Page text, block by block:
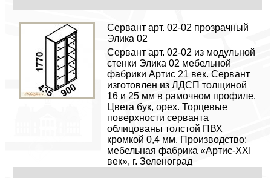
Сервант арт. 02-02 прозрачный
Элика 02
Сервант арт. 02-02 из модульной
стенки Элика 02 мебельной
фабрики Артис 21 век. Сервант
изготовлен из ЛДСП толщиной
16 и 25 мм в рамочном профиле.
Цвета бук, орех. Торцевые
поверхности серванта
облицованы толстой ПВХ
кромкой 0,4 мм. Производство:
мебельная фабрика «Артис-XXI
век», г. Зеленоград